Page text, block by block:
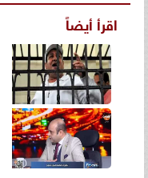
اقرأ أيضاً